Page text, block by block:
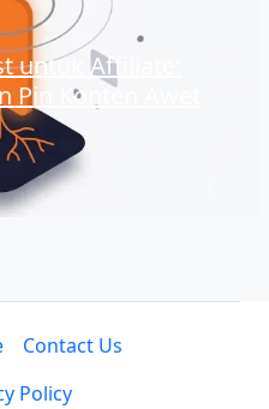
untuk Affiliate:
Pin Konten Awet
Contact Us
Policy